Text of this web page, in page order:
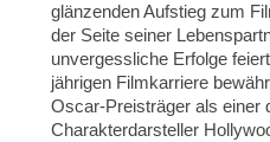
glänzenden Aufstieg zum
der Seite seiner
unvergessliche Erfolge
jährigen Filmkarriere
Oscar-Preisträger als einer
Charakterdarsteller